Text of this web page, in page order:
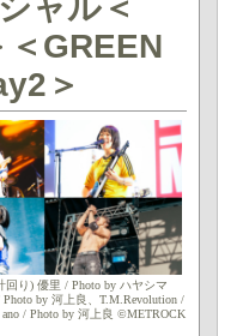
ャル＜
GREEN
＞
回り) 優里 / Photo by ハヤシマ
by 河上良、T.M.Revolution /
/ Photo by 河上良 ©METROCK